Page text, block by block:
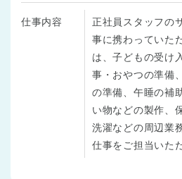
仕事内容
正社員スタッフの
事に携わっていた
は、子どもの受け
事・おやつの準備
の準備、午睡の補
い物などの製作、
洗濯などの周辺業
仕事をご担当いた